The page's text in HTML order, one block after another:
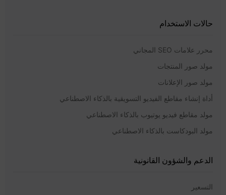
حالات الاستخدام
محرر علامات SEO المجاني
مولد صور المنتجات
مولد صور الإعلانات
أداة إنشاء مقاطع الفيديو التسويقية بالذكاء الاصطناعي
مولد مقاطع فيديو يوتيوب بالذكاء الاصطناعي
مولد البودكاست بالذكاء الاصطناعي
الدعم والشؤون القانونية
التسعير